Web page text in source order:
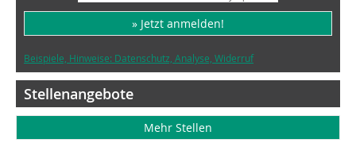
» Jetzt anmelden!
Beispiele, Hinweise: Datenschutz, Analyse, Widerruf
Stellenangebote
Mehr Stellen